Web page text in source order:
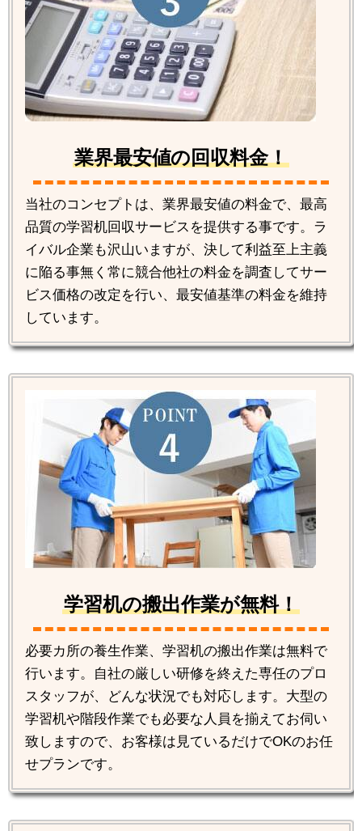
業界最安値の回収料金！
当社のコンセプトは、業界最安値の料金で、最高
品質の学習机回収サービスを提供する事です。ラ
イバル企業も沢山いますが、決して利益至上主義
に陥る事無く常に競合他社の料金を調査してサー
ビス価格の改定を行い、最安値基準の料金を維持
しています。
学習机の搬出作業が無料！
必要カ所の養生作業、学習机の搬出作業は無料で
行います。自社の厳しい研修を終えた専任のプロ
スタッフが、どんな状況でも対応します。大型の
学習机や階段作業でも必要な人員を揃えてお伺い
致しますので、お客様は見ているだけでOKのお任
せプランです。